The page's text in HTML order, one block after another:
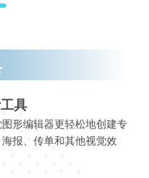
具
形编辑器更轻松地创建专
报、传单和其他视觉效